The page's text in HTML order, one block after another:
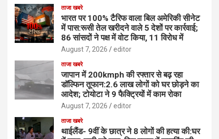
ताजा खबरे
भारत पर 100% टैरिफ वाला बिल अमेरिकी सीनेट
में पास:रूसी तेल खरीदने वाले 5 देशों पर कार्रवाई;
86 सांसदों ने पक्ष में वोट किया, 11 विरोध में
August 7, 2026 editor
ताजा खबरे
जापान में 200kmph की रफ्तार से बढ़ रहा
डॉल्फिन तूफान:2.6 लाख लोगों को घर छोड़ने का
आदेश; टोयोटा ने 9 फैक्ट्रियों में काम रोका
August 7, 2026 editor
ताजा खबरे
थाईलैंड- 9वीं के छात्र ने 8 लोगों की हत्या की:घर